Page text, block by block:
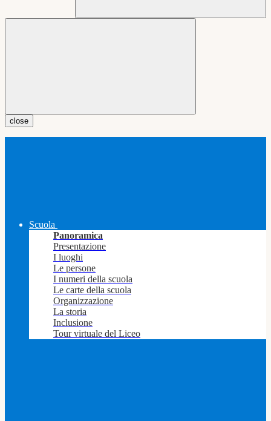
close
Scuola
Panoramica
Presentazione
I luoghi
Le persone
I numeri della scuola
Le carte della scuola
Organizzazione
La storia
Inclusione
Tour virtuale del Liceo